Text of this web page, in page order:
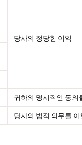
당사의 정당한 이익
귀하의 명시적인 동의
당사의 법적 의무를 이